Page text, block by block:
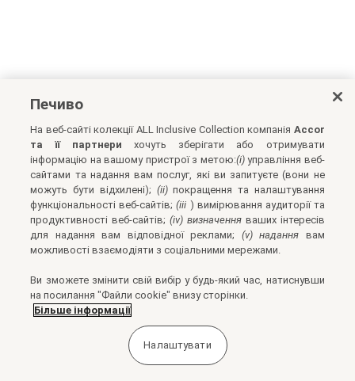
Печиво
На веб-сайті колекції ALL Inclusive Collection компанія Accor
та її партнери хочуть зберігати або отримувати
інформацію на вашому пристрої з метою:(i)управління веб-
сайтами та надання вам послуг, які ви запитуєте (вони не
можуть бути відхилені); (ii)покращення та налаштування
функціональності веб-сайтів;(iii ) вимірювання аудиторії та
продуктивності веб-сайтів;(iv) визначенняваших інтересів
для надання вам відповідної реклами; (v) надання вам
можливості взаємодіяти з соціальними мережами.
Ви зможете змінити свій вибір у будь-який час, натиснувши
на посилання "Файли cookie" внизу сторінки.
Більше інформації
Налаштувати